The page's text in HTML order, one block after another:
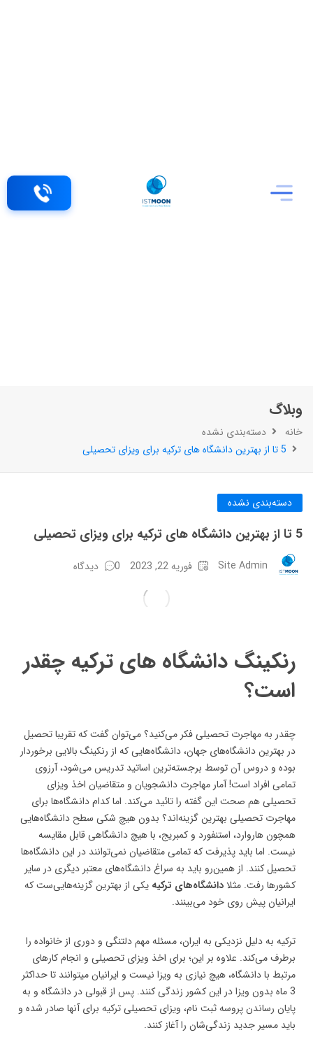
وبلاگ
خانه
دسته‌بندی نشده
5 تا از بهترین دانشگاه های ترکیه برای ویزای تحصیلی
دسته‌بندی نشده
5 تا از بهترین دانشگاه های ترکیه برای ویزای تحصیلی
Site Admin فوریه 22, 2023 0 دیدگاه
رنکینگ دانشگاه های ترکیه چقدر
است؟
چقدر به مهاجرت تحصیلی فکر می‌کنید؟ می‌توان گفت که تقریبا تحصیل
در بهترین دانشگاه‌های جهان، دانشگاه‌هایی که از رنکینگ بالایی برخوردار
بوده و دروس آن توسط برجسته‌ترین اساتید تدریس می‌شود، آرزوی
تمامی افراد است! آمار مهاجرت دانشجویان و متقاضیان اخذ ویزای
تحصیلی هم صحت این گفته را تائید می‌کند. اما کدام دانشگاه‌ها برای
مهاجرت تحصیلی بهترین گزینه‌اند؟ بدون هیچ شکی سطح دانشگاه‌هایی
همچون هاروارد، استنفورد و کمبریج، با هیچ دانشگاهی قابل مقایسه
نیست. اما باید پذیرفت که تمامی متقاضیان نمی‌توانند در این دانشگاه‌ها
تحصیل کنند. از همین‌رو باید به سراغ دانشگاه‌های معتبر دیگری در سایر
کشورها رفت. مثلادانشگاه‌های ترکیه یکی از بهترین گزینه‌هایی‌ست که
ایرانیان پیش روی خود می‌بینند.
ترکیه به دلیل نزدیکی به ایران، مسئله مهم دلتنگی و دوری از خانواده را
برطرف می‌کند. علاوه بر این؛ برای اخذ ویزای تحصیلی و انجام کارهای
مرتبط با دانشگاه، هیچ نیازی به ویزا نیست و ایرانیان میتوانند تا حداکثر
3 ماه بدون ویزا در این کشور زندگی کنند. پس از قبولی در دانشگاه و به
پایان رساندن پروسه ثبت نام، ویزای تحصیلی ترکیه برای آنها صادر شده و
باید مسیر جدید زندگی‌شان را آغاز کنند.